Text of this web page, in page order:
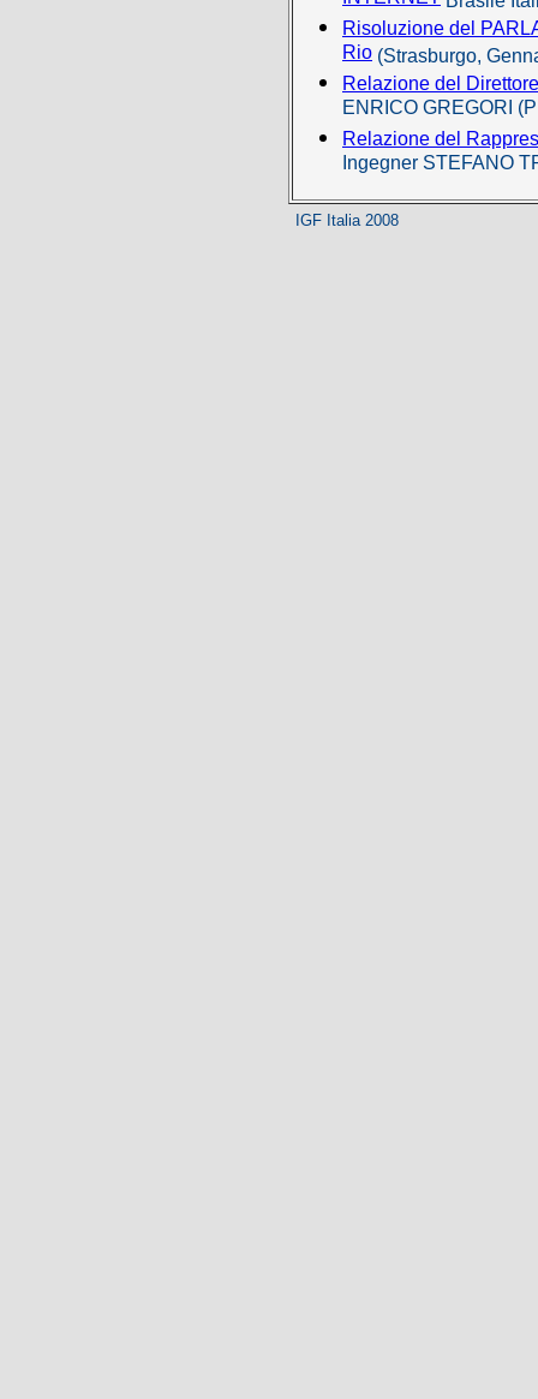
Risoluzione del
Rio (Strasburgo,
Relazione del
ENRICO GREGORI
Relazione del
Ingegner STEFANO
IGF Italia 2008